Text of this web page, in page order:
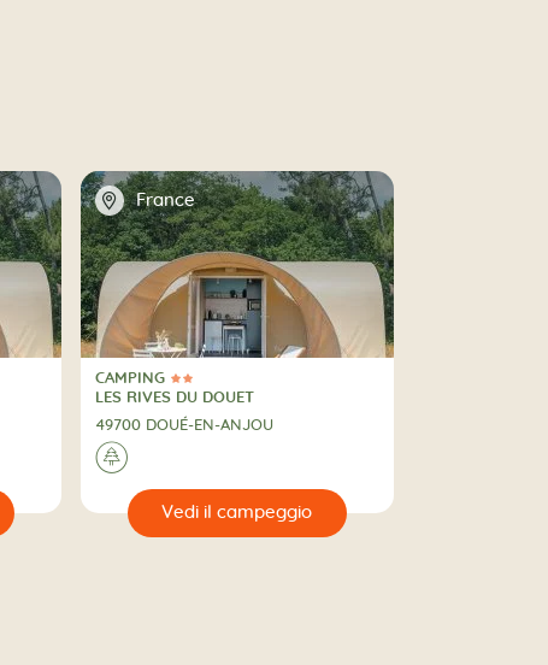
📍 France
2 Stelle
CAMPING
CAMPING
LES RIVES DU DOUET
49700 DOUÉ-EN-ANJOU
🌲
🔍